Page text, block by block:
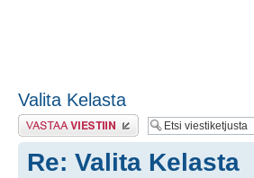
Valita Kelasta
Lähetä vastaus
Re: Valita Kelasta